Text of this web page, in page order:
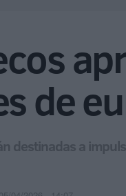
de
destinadas a